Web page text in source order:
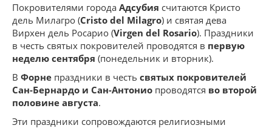
Покровителями города Адсубия считаются Кристо
дель Милагро (Cristo del Milagro) и святая дева
Вирхен дель Росарио (Virgen del Rosario). Праздники
в честь святых покровителей проводятся в первую
неделю сентября (понедельник и вторник).
В Форне праздники в честь святых покровителей
Сан-Бернардо и Сан-Антонио проводятся во второй
половине августа.
Эти праздники сопровождаются религиозными